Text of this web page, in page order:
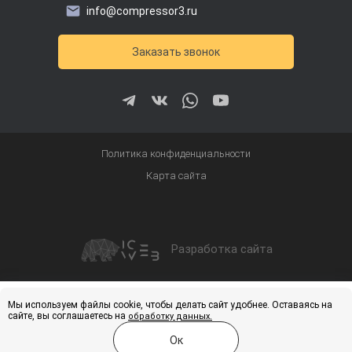
Купить
Получить скидку
info@compressor3.ru
Заказать звонок
Политика конфиденциальности
Карта сайта
Разработка сайта
Мы используем файлы cookie, чтобы делать сайт удобнее. Оставаясь на
сайте, вы соглашаетесь на обработку данных.
Ок